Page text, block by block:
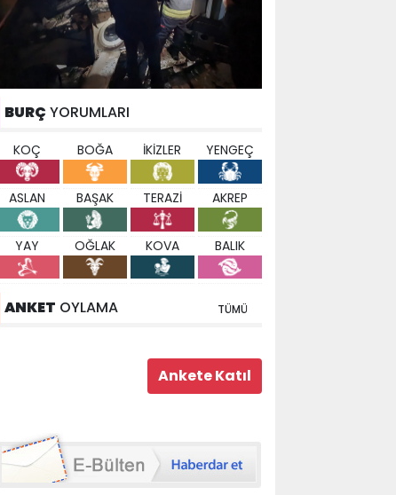
BURÇ YORUMLARI
KOÇ BOĞA İKİZLER YENGEÇ
ASLAN BAŞAK TERAZİ AKREP
YAY OĞLAK KOVA BALIK
ANKET OYLAMA TÜMÜ